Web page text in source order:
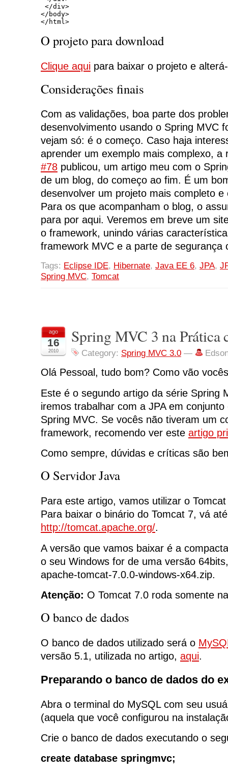
</div>
</body>
</html>
O projeto para download
Clique aqui para baixar o projeto e
Considerações finais
Com as validações, boa parte dos
desenvolvimento usando o Spring MVC
vejam só: é o começo. Caso haja
aprender um exemplo mais complexo, a
#78 publicou, um artigo meu com o
de um blog, do começo ao fim. É um
desenvolver um projeto mais completo e
Para os que acompanham o blog, o
para por aqui. Veremos em breve um
o framework, unindo várias
framework MVC e a parte de segurança
Tags: Eclipse IDE, Hibernate, Java EE 6, JPA,
Spring MVC, Tomcat
ago
16
2010
Spring MVC 3 na Prática
Category: Spring MVC 3.0 —
Olá Pessoal, tudo bom? Como vão
Este é o segundo artigo da série Spring
iremos trabalhar com a JPA em
Spring MVC. Se vocês não tiveram um
framework, recomendo ver este artigo
Como sempre, dúvidas e críticas são
O Servidor Java
Para este artigo, vamos utilizar o
Para baixar o binário do Tomcat 7, vá
http://tomcat.apache.org/.
A versão que vamos baixar é a
o seu Windows for de uma versão
apache-tomcat-7.0.0-windows-x64.zip.
Atenção: O Tomcat 7.0 roda somente
O banco de dados
O banco de dados utilizado será o
versão 5.1, utilizada no artigo, aqui.
Preparando o banco de dados do
Abra o terminal do MySQL com seu
(aquela que você configurou na
Crie o banco de dados executando o
create database springmvc;